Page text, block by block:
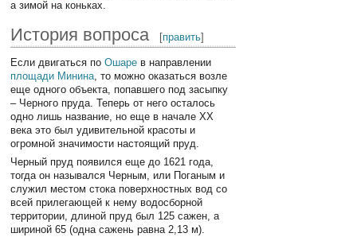
а зимой на коньках.
История вопроса [править]
Если двигаться поОшаре в направлении
площади Минина , то можно оказаться возле
еще одного объекта, попавшего под засыпку
– Черного пруда. Теперь от него осталось
одно лишь название, но еще в начале XX
века это был удивительной красоты и
огромной значимости настоящий пруд.
Черный пруд появился еще до 1621 года,
тогда он назывался Черным, или Поганым и
служил местом стока поверхностных вод со
всей прилегающей к нему водосборной
территории, длиной пруд был 125 сажен, а
шириной 65 (одна сажень равна 2,13 м).